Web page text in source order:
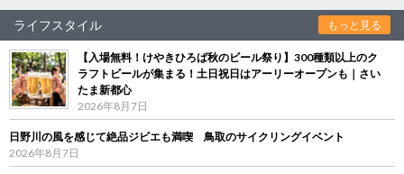
ライフスタイル もっと見る
【入場無料！けやきひろば秋のビール祭り】300種類以上のク
ラフトビールが集まる！土日祝日はアーリーオープンも｜さい
たま新都心
2026年8月7日
日野川の風を感じて絶品ジビエも満喫 鳥取のサイクリングイベント
2026年8月7日